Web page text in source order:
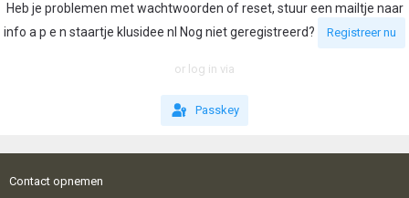
Heb je problemen met wachtwoorden of reset, stuur een mailtje naar
info a p e n staartje klusidee nl Nog niet geregistreerd?
Registreer nu
or log in via
Passkey
Contact opnemen